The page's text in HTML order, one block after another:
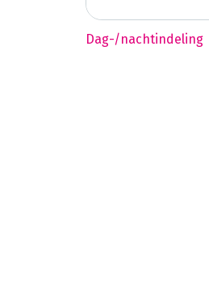
Dag-/nachtindeling